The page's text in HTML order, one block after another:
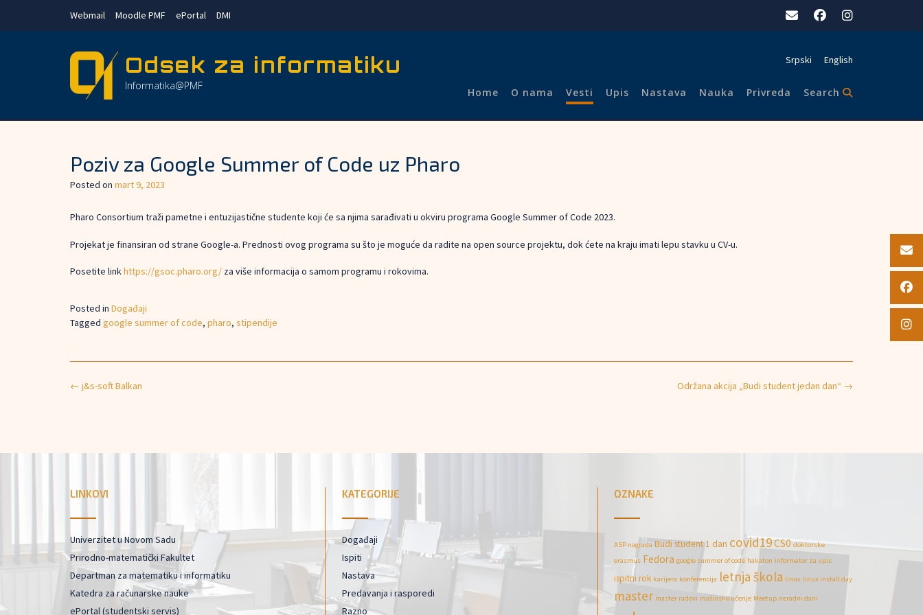
Webmail Moodle PMF ePortal DMI
Odsek za informatiku
Informatika@PMF
Srpski English
Home O nama Vesti Upis Nastava Nauka Privreda Search
Poziv za Google Summer of Code uz Pharo
Posted on mart 9, 2023
Pharo Consortium traži pametne i entuzijastične studente koji će sa njima sarađivati u okviru programa Google Summer of Code 2023.
Projekat je finansiran od strane Google-a. Prednosti ovog programa su što je moguće da radite na open source projektu, dok ćete na kraju imati lepu stavku u CV-u.
Posetite linkhttps://gsoc.pharo.org/ za više informacija o samom programu i rokovima.
Posted in Događaji
Tagged google summer of code, pharo, stipendije
Post
Održana akcija „Budi student jedan dan“ →
← j&s-soft Balkan
LINKOVI
Univerzitet u Novom Sadu
Prirodno-matematički Fakultet
Departman za matematiku i informatiku
Katedra za računarske nauke
ePortal (studentski servis)
KATEGORIJE
Događaji
Ispiti
Nastava
Predavanja i rasporedi
Razno
OZNAKE
ASP nagrada Budi student 1 dan covid19CS0 doktorske
erasmus Fedora google summer of code hakaton informator za upis
ispitni rok karijera konferencija letnja škola linux linux install day
master master radovi mašinsko učenje Meetup neradni dani